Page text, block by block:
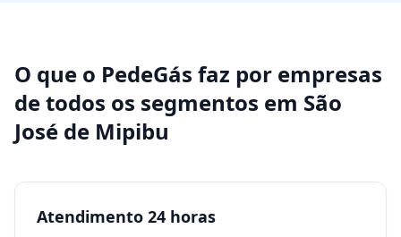
O que o PedeGás faz por empresas
de todos os segmentos em São
José de Mipibu
Atendimento 24 horas